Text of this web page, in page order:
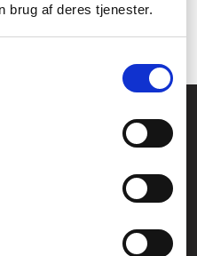
brug af deres tjenester.
af dine papirer og